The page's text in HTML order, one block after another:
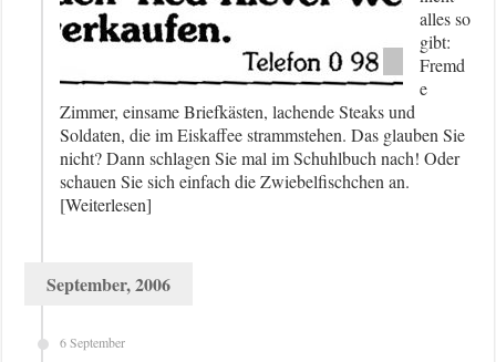
alles so
gibt:
Fremd
e
Zimmer, einsame Briefkästen, lachende Steaks und
Soldaten, die im Eiskaffee strammstehen. Das glauben Sie
nicht? Dann schlagen Sie mal im Schuhlbuch nach! Oder
schauen Sie sich einfach die Zwiebelfischchen an.
[Weiterlesen]
September, 2006
6 September